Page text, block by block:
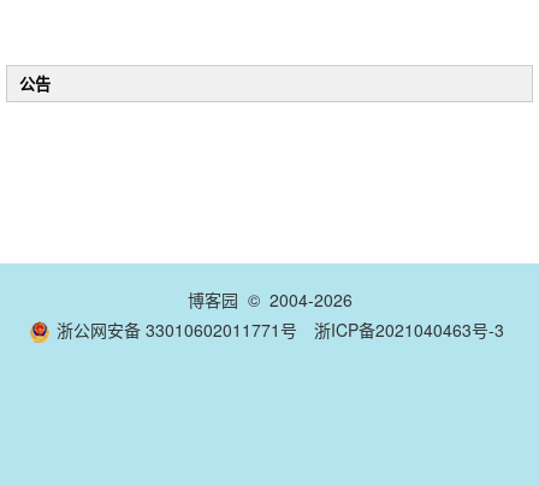
公告
博客园 © 2004-2026
浙公网安备 33010602011771号
浙ICP备2021040463号-3